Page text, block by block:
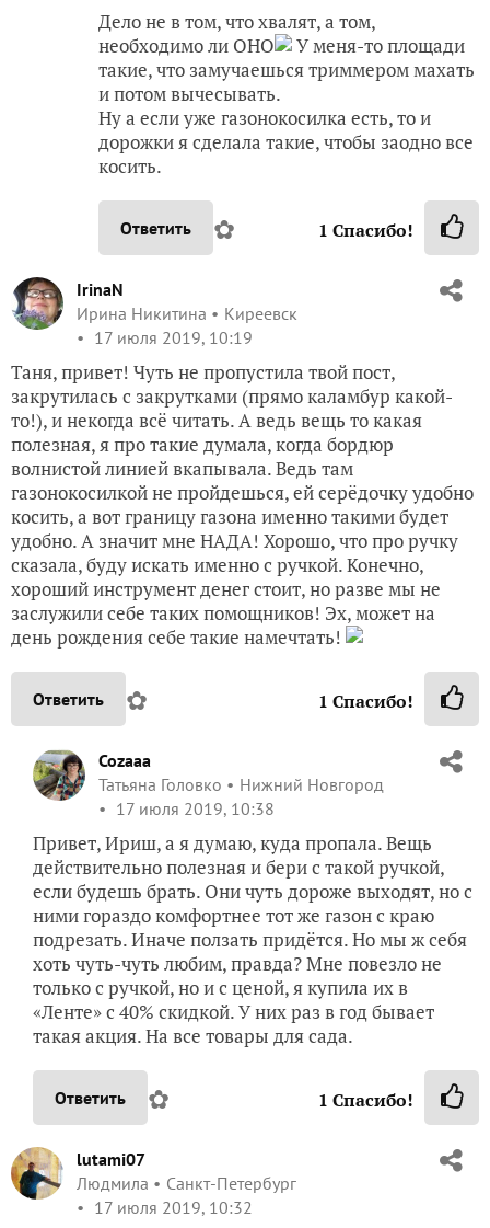
Дело не в том, что хвалят, а том,
необходимо ли ОНО
У меня-то площади
такие, что замучаешься триммером махать
и потом вычесывать.
Ну а если уже газонокосилка есть, то и
дорожки я сделала такие, чтобы заодно все
косить.
Ответить ✿ 1 Спасибо!
IrinaN
Ирина Никитина
Киреевск
17 июля 2019, 10:19
Таня, привет! Чуть не пропустила твой пост,
закрутилась с закрутками (прямо каламбур какой-
то!), и некогда всё читать. А ведь вещь то какая
полезная, я про такие думала, когда бордюр
волнистой линией вкапывала. Ведь там
газонокосилкой не пройдешься, ей серёдочку удобно
косить, а вот границу газона именно такими будет
удобно. А значит мне НАДА! Хорошо, что про ручку
сказала, буду искать именно с ручкой. Конечно,
хороший инструмент денег стоит, но разве мы не
заслужили себе таких помощников! Эх, может на
день рождения себе такие намечтать!
Ответить ✿ 1 Спасибо!
Cozaaa
Татьяна Головко
Нижний Новгород
17 июля 2019, 10:38
Привет, Ириш, а я думаю, куда пропала. Вещь
действительно полезная и бери с такой ручкой,
если будешь брать. Они чуть дороже выходят, но с
ними гораздо комфортнее тот же газон с краю
подрезать. Иначе ползать придётся. Но мы ж себя
хоть чуть-чуть любим, правда? Мне повезло не
только с ручкой, но и с ценой, я купила их в
«Ленте» с 40% скидкой. У них раз в год бывает
такая акция. На все товары для сада.
Ответить ✿ 1 Спасибо!
lutami07
Людмила
Санкт-Петербург
17 июля 2019, 10:32